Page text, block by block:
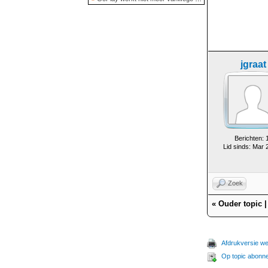
jgraat
Berichten:
Lid sinds: Mar
Zoek
« Ouder topic
Afdrukversie
Op topic